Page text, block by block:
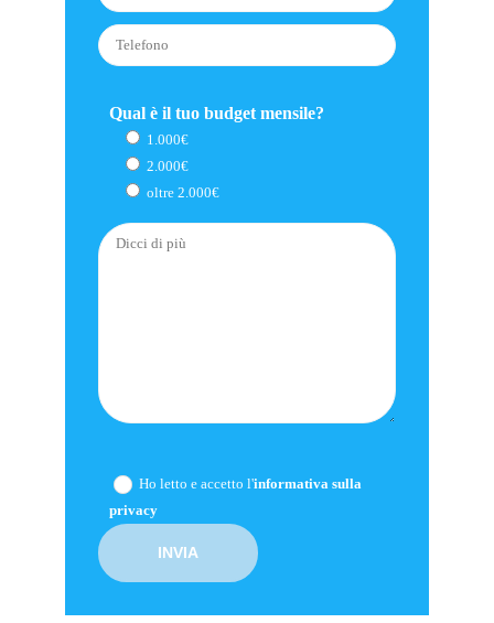
Qual è il tuo budget mensile?
1.000€
2.000€
oltre 2.000€
Ho letto e accetto l'informativa sulla
privacy